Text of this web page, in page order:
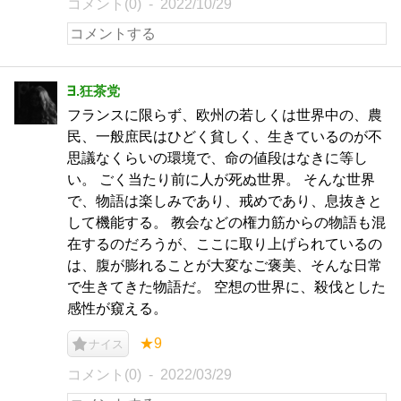
コメント(0) 2022/10/29
∃.狂茶党
フランスに限らず、欧州の若しくは世界中の、農
民、一般庶民はひどく貧しく、生きているのが不
思議なくらいの環境で、命の値段はなきに等し
い。 ごく当たり前に人が死ぬ世界。 そんな世界
で、物語は楽しみであり、戒めであり、息抜きと
して機能する。 教会などの権力筋からの物語も混
在するのだろうが、ここに取り上げられているの
は、腹が膨れることが大変なご褒美、そんな日常
で生きてきた物語だ。 空想の世界に、殺伐とした
感性が窺える。
ナイス ★9
コメント(0) 2022/03/29